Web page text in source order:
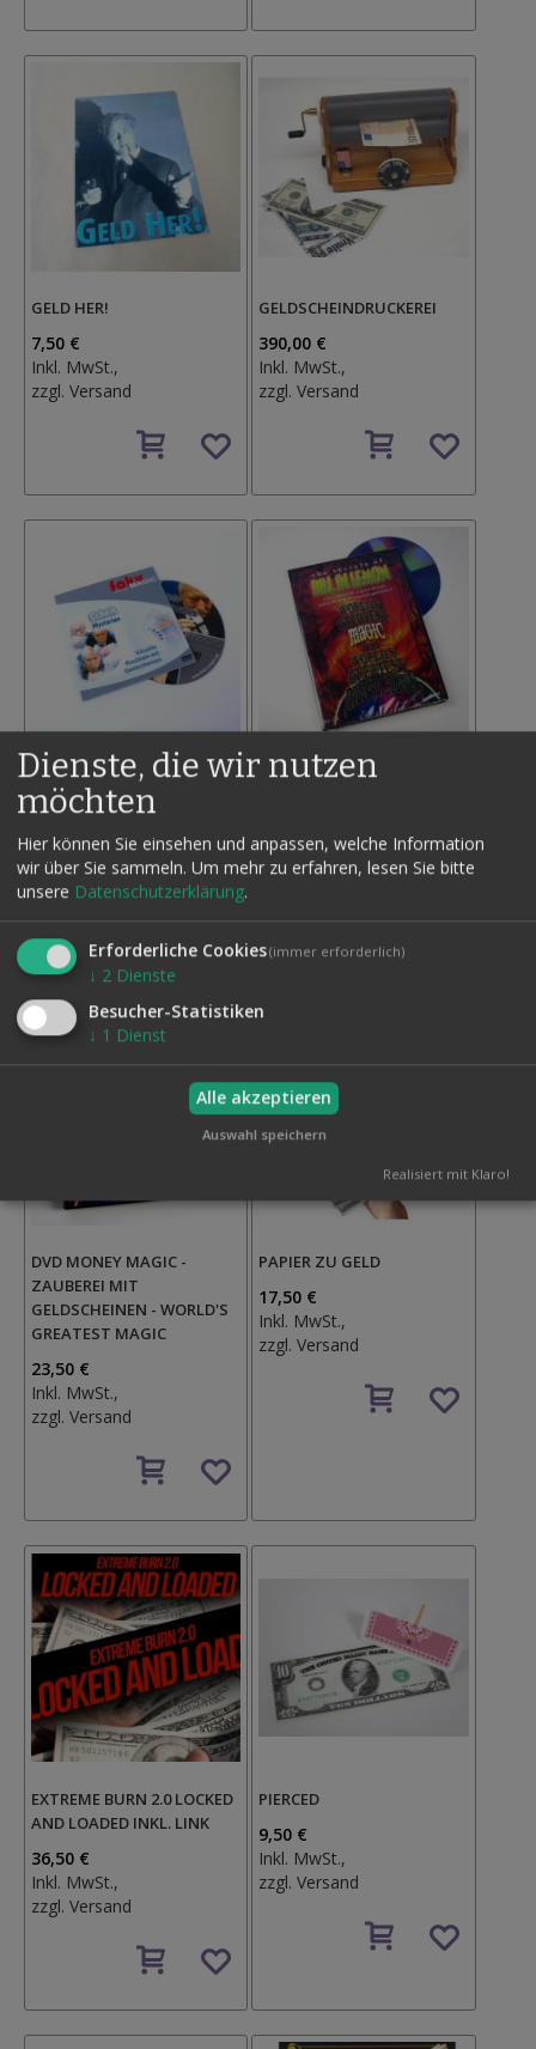
GELD HER!
7,50 €
Inkl. MwSt.,
zzgl. Versand
den
GELDSCHEINDRUCKEREI
390,00 €
Inkl. MwSt.,
zzgl.Versand
den
DVD SCHEIN-MYSTERIEN
29,95 €
Inkl. MwSt.,
zzgl.Versand
Auf
den
Wunschzettel
DVD BILL IN LEMON -
Inkl. MwSt.,
zzgl.Versand
Auf
DVD MONEY MAGIC -
ZAUBEREI MIT
GELDSCHEINEN - WORLD'S
GREATEST MAGIC
23,50 €
Inkl. MwSt.,
zzgl. Versand
den
PAPIER ZU GELD
17,50 €
Inkl. MwSt.,
zzgl.Versand
den
EXTREME BURN 2.0 LOCKED
AND LOADED INKL. LINK
36,50 €
Inkl. MwSt.,
zzgl. Versand
den
PIERCED
9,50 €
Inkl. MwSt.,
zzgl.Versand
den
Dienste, die wir nutzen
möchten
Hier können Sie einsehen und anpassen, welche Information
wir über Sie sammeln. Um mehr zu erfahren, lesen Sie bitte
unsere Datenschutzerklärung.
Erforderliche Cookies(immer erforderlich)
↓ 2 Dienste
Besucher-Statistiken
↓ 1 Dienst
Alle akzeptieren
Auswahl speichern
Realisiert mit Klaro!